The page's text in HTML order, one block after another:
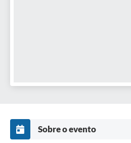
Sobre o evento